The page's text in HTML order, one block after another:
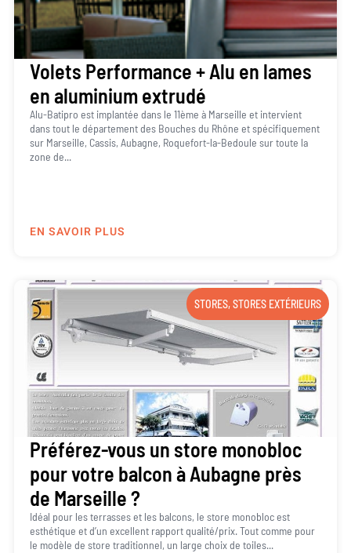
Volets Performance + Alu en lames
en aluminium extrudé
Alu-Batipro est implantée dans le 11ème à Marseille et intervient
dans tout le département des Bouches du Rhône et spécifiquement
sur Marseille, Cassis, Aubagne, Roquefort-la-Bedoule sur toute la
zone de...
EN SAVOIR PLUS
STORES,STORES EXTÉRIEURS
Préférez-vous un store monobloc
pour votre balcon à Aubagne près
de Marseille ?
Idéal pour les terrasses et les balcons, le store monobloc est
esthétique et d’un excellent rapport qualité/prix. Tout comme pour
le modèle de store traditionnel, un large choix de toiles...